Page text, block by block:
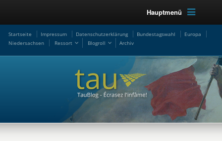
Hauptmenü
Startseite Impressum Datenschutzerklärung Bundestagswahl
Europa
Niedersachsen
Ressort Blogroll Archiv